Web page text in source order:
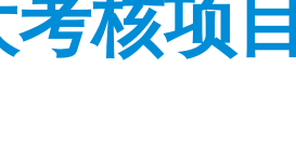
核项目